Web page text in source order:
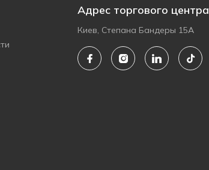
Адрес торгового центра
Киев, Степана Бандеры 15А